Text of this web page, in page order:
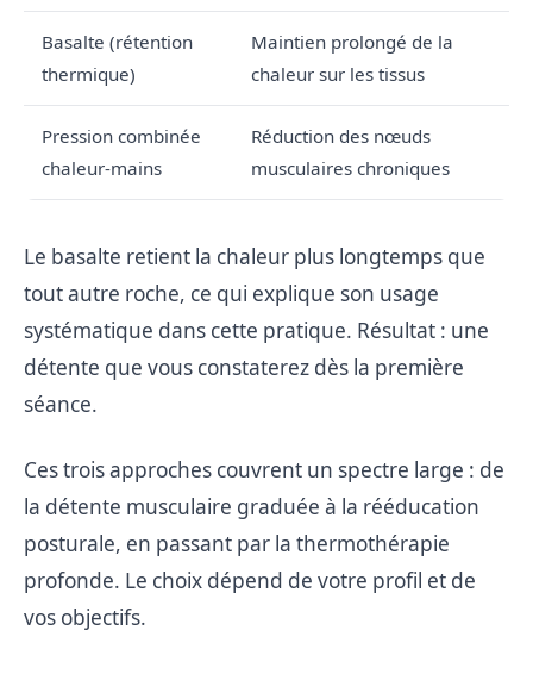
Basalte (rétention
thermique)
Maintien prolongé de la
chaleur sur les tissus
Pression combinée
chaleur-mains
Réduction des nœuds
musculaires chroniques
Le basalte retient la chaleur plus longtemps que
tout autre roche, ce qui explique son usage
systématique dans cette pratique. Résultat : une
détente que vous constaterez dès la première
séance.
Ces trois approches couvrent un spectre large : de
la détente musculaire graduée à la rééducation
posturale, en passant par la thermothérapie
profonde. Le choix dépend de votre profil et de
vos objectifs.